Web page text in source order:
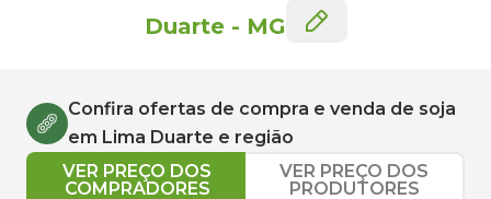
Duarte - MG
Confira ofertas de compra e venda de soja
em Lima Duarte e região
VER PREÇO DOS
COMPRADORES
VER PREÇO DOS
PRODUTORES